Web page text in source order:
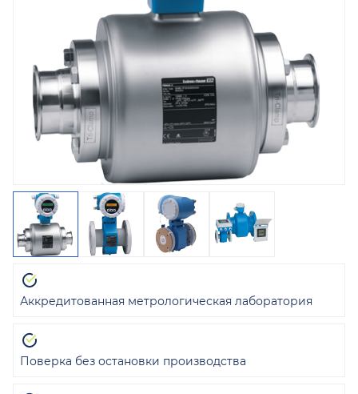
Аккредитованная метрологическая лаборатория
Поверка без остановки производства